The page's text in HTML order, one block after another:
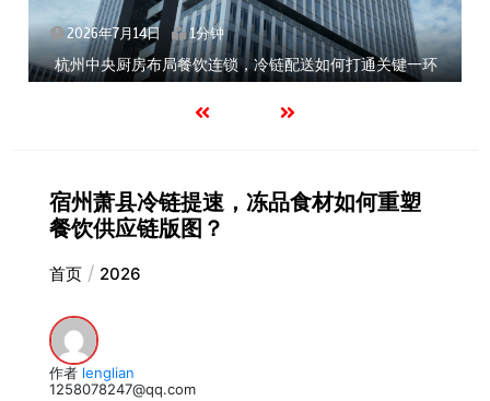
2026年7月14日 1分钟
北京餐饮企业如何选择冷链公司？
宿州萧县冷链提速，冻品食材如何重塑
餐饮供应链版图？
首页 2026
作者 lenglian
1258078247@qq.com